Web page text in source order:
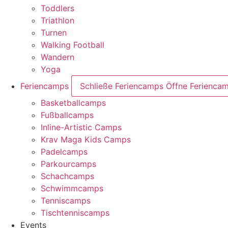
Toddlers
Triathlon
Turnen
Walking Football
Wandern
Yoga
Feriencamps
Schließe Feriencamps Öffne
Basketballcamps
Fußballcamps
Inline-Artistic Camps
Krav Maga Kids Camps
Padelcamps
Parkourcamps
Schachcamps
Schwimmcamps
Tenniscamps
Tischtenniscamps
Events